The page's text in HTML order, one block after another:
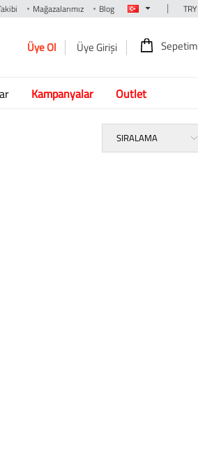
Mağazalarımız Blog |
Üye Ol Üye Girişi Sepetim
Kampanyalar Outlet
SIRALAMA